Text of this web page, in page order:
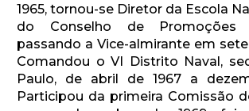
1965, tornou-se Diretor da Escola
do Conselho de Promoções
passando a Vice-almirante em
Comandou o VI Distrito Naval,
Paulo, de abril de 1967 a
Participou da primeira Comissão